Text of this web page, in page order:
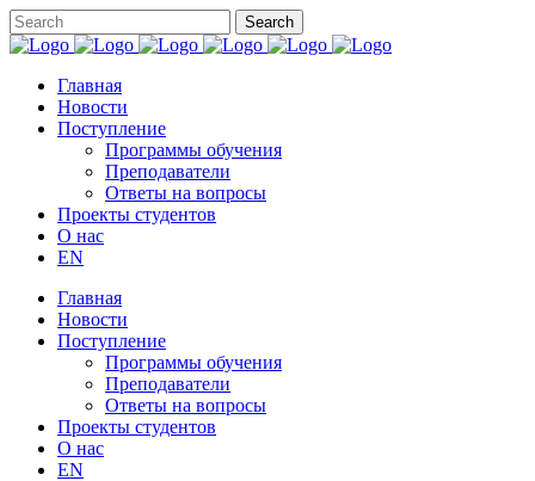
Главная
Новости
Поступление
Программы обучения
Преподаватели
Ответы на вопросы
Проекты студентов
О нас
EN
Главная
Новости
Поступление
Программы обучения
Преподаватели
Ответы на вопросы
Проекты студентов
О нас
EN